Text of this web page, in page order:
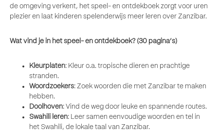
de omgeving verkent, het speel- en ontdekboek zorgt voor uren
plezier en laat kinderen spelenderwijs meer leren over Zanzibar.
Wat vind je in het speel- en ontdekboek? (30 pagina’s)
Kleurplaten: Kleur o.a. tropische dieren en prachtige
stranden.
Woordzoekers: Zoek woorden die met Zanzibar te maken
hebben.
Doolhoven: Vind de weg door leuke en spannende routes.
Swahili leren: Leer samen eenvoudige woorden en tel in
het Swahili, de lokale taal van Zanzibar.